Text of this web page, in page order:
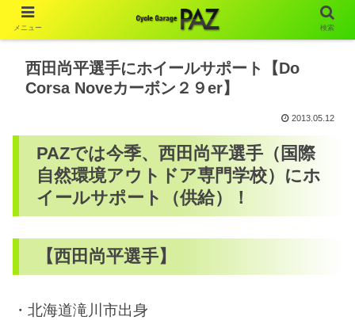
西田尚平選手にホイールサポート【Do
Corsa Noveカーボン２９er】
2013.05.12
PAZでは今季、西田尚平選手（国際
自然環境アウトドア専門学校）にホ
イールサポート（供給）！
【西田尚平選手】
・北海道滝川市出身
メニュー 検索